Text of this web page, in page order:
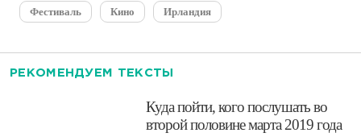
Фестиваль Кино Ирландия
РЕКОМЕНДУЕМ ТЕКСТЫ
​Куда пойти, кого послушать во
второй половине марта 2019 года